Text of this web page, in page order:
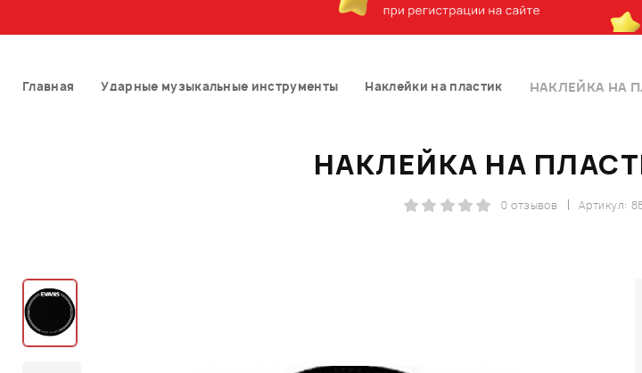
Главная Ударные музыкальные инструменты Наклейки на пластик НАКЛЕЙКА НА
НАКЛЕЙКА НА
Артикул:
0 отзывов